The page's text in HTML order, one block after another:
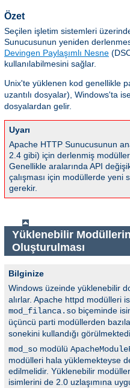
Özet
Seçilen işletim sistemleri
Sunucusunun yeniden
Devingen Paylaşımlı Nesne
kullanılabilmesini sağlar.
Unix'te yüklenen kod genellikle
uzantılı dosyalar), Windows'ta
dosyalardan gelir.
Uyarı
Apache HTTP Sunucusunun
2.4 gibi) için derlenmiş
Genellikle aralarında API
çalışması için modüllerde yeni
gerekir.
Yüklenebilir
Oluşturulması
Bilginize
Windows üzeinde yüklenebilir
alırlar. Apache httpd modülleri
mod_filanca.so biçeminde
üçüncü parti modüllerden
sonekini kullandığı
mod_so modülü
modülleri hala yüklemekteyse
edilmelidir. Yüklenebilir
isimlerini de 2.0 uzlaşımına